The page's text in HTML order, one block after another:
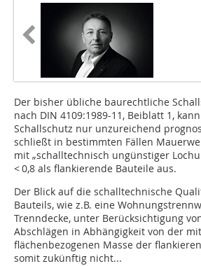
Der bisher übliche baurechtliche
nach DIN 4109:1989-11, Beiblatt 1,
Schallschutz nur unzureichend
schließt in bestimmten Fällen
mit „schalltechnisch ungünstiger
< 0,8 als flankierende Bauteile aus.
Der Blick auf die schalltechnische
Bauteils, wie z.B. eine
Trenndecke, unter Berücksichtigung
Abschlägen in Abhängigkeit von der
flächenbezogenen Masse der
somit zukünftig nicht...